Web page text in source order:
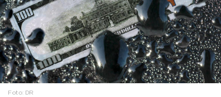
Foto: DR